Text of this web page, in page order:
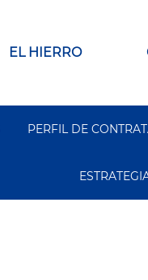
EL HIERRO
PERFIL DE